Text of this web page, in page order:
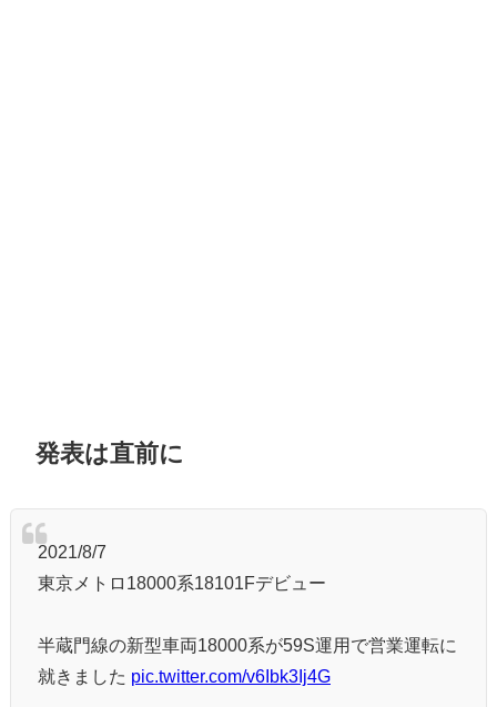
発表は直前に
2021/8/7
東京メトロ18000系18101Fデビュー
半蔵門線の新型車両18000系が59S運用で営業運転に
就きました pic.twitter.com/v6Ibk3Ij4G